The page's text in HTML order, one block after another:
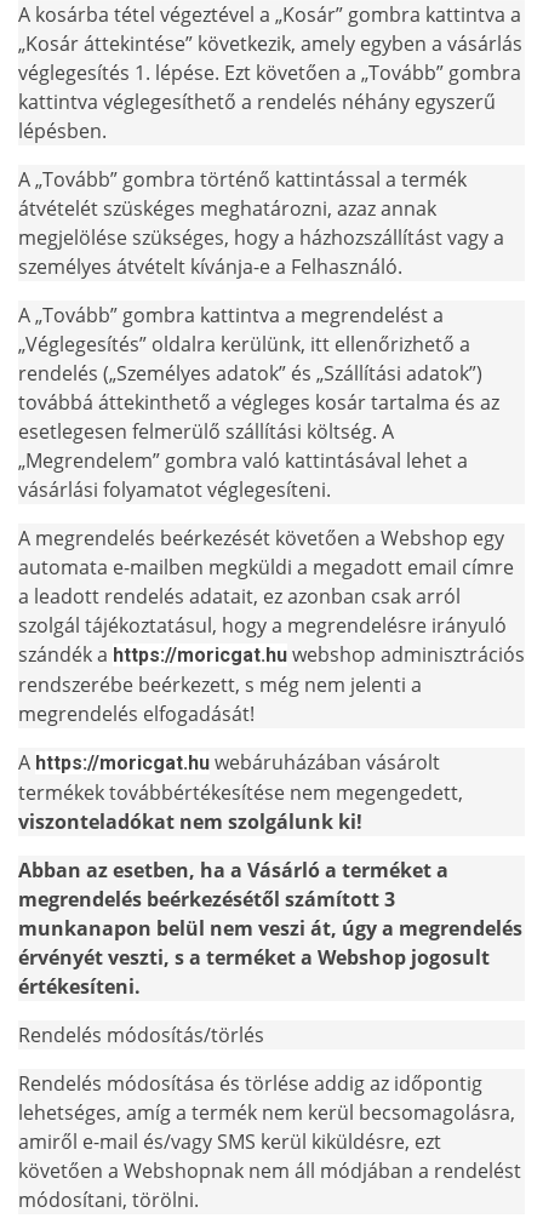
A kosárba tétel végeztével a „Kosár” gombra kattintva a
„Kosár áttekintése” következik, amely egyben a vásárlás
véglegesítés 1. lépése. Ezt követően a „Tovább” gombra
kattintva véglegesíthető a rendelés néhány egyszerű
lépésben.
A „Tovább” gombra történő kattintással a termék
átvételét szüskéges meghatározni, azaz annak
megjelölése szükséges, hogy a házhozszállítást vagy a
személyes átvételt kívánja-e a Felhasználó.
A „Tovább” gombra kattintva a megrendelést a
„Véglegesítés” oldalra kerülünk, itt ellenőrizhető a
rendelés („Személyes adatok” és „Szállítási adatok”)
továbbá áttekinthető a végleges kosár tartalma és az
esetlegesen felmerülő szállítási költség. A
„Megrendelem” gombra való kattintásával lehet a
vásárlási folyamatot véglegesíteni.
A megrendelés beérkezését követően a Webshop egy
automata e-mailben megküldi a megadott email címre
a leadott rendelés adatait, ez azonban csak arról
szolgál tájékoztatásul, hogy a megrendelésre irányuló
szándék a https://moricgat.hu webshop adminisztrációs
rendszerébe beérkezett, s még nem jelenti a
megrendelés elfogadását!
A https://moricgat.hu webáruházában vásárolt
termékek továbbértékesítése nem megengedett,
viszonteladókat nem szolgálunk ki!
Abban az esetben, ha a Vásárló a terméket a
megrendelés beérkezésétől számított 3
munkanapon belül nem veszi át, úgy a megrendelés
érvényét veszti, s a terméket a Webshop jogosult
értékesíteni.
Rendelés módosítás/törlés
Rendelés módosítása és törlése addig az időpontig
lehetséges, amíg a termék nem kerül becsomagolásra,
amiről e-mail és/vagy SMS kerül kiküldésre, ezt
követően a Webshopnak nem áll módjában a rendelést
módosítani, törölni.